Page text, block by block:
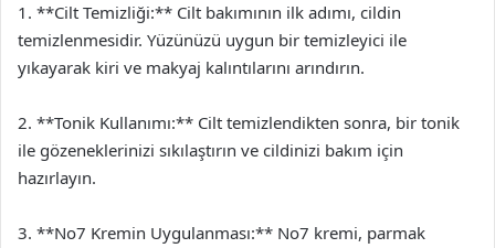
1. **Cilt Temizliği:** Cilt bakımının ilk adımı, cildin
temizlenmesidir. Yüzünüzü uygun bir temizleyici ile
yıkayarak kiri ve makyaj kalıntılarını arındırın.
2. **Tonik Kullanımı:** Cilt temizlendikten sonra, bir tonik
ile gözeneklerinizi sıkılaştırın ve cildinizi bakım için
hazırlayın.
3. **No7 Kremin Uygulanması:** No7 kremi, parmak